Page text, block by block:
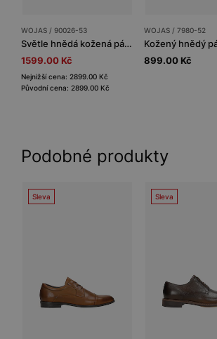
WOJAS / 90026-53
Světle hnědá kožená pánská taška přes rameno
1599.00 Kč
Nejnižší cena: 2899.00 Kč
Původní cena: 2899.00 Kč
WOJAS / 7980-52
899.00 Kč
Podobné produkty
Sleva Sleva